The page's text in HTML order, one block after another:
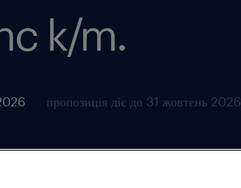
k/m.
пропозиція діє до 31 жовтень 2026